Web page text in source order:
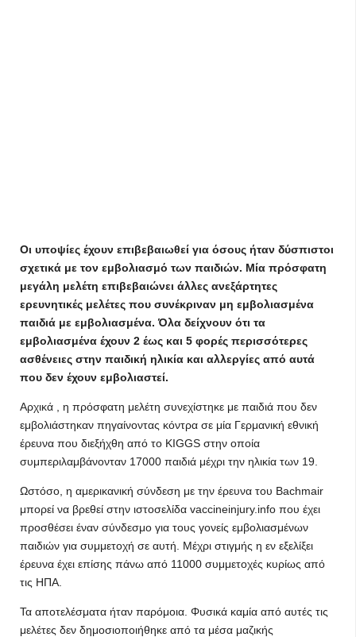
Οι υποψίες έχουν επιβεβαιωθεί για όσους ήταν δύσπιστοι
σχετικά με τον εμβολιασμό των παιδιών. Μία πρόσφατη
μεγάλη μελέτη επιβεβαιώνει άλλες ανεξάρτητες
ερευνητικές μελέτες που συνέκριναν μη εμβολιασμένα
παιδιά με εμβολιασμένα. Όλα δείχνουν ότι τα
εμβολιασμένα έχουν 2 έως και 5 φορές περισσότερες
ασθένειες στην παιδική ηλικία και αλλεργίες από αυτά
που δεν έχουν εμβολιαστεί.
Αρχικά , η πρόσφατη μελέτη συνεχίστηκε με παιδιά που δεν
εμβολιάστηκαν πηγαίνοντας κόντρα σε μία Γερμανική εθνική
έρευνα που διεξήχθη από το KIGGS στην οποία
συμπεριλαμβάνονταν 17000 παιδιά μέχρι την ηλικία των 19.
Ωστόσο, η αμερικανική σύνδεση με την έρευνα του Bachmair
μπορεί να βρεθεί στην ιστοσελίδα vaccineinjury.info που έχει
προσθέσει έναν σύνδεσμο για τους γονείς εμβολιασμένων
παιδιών για συμμετοχή σε αυτή. Μέχρι στιγμής η εν εξελίξει
έρευνα έχει επίσης πάνω από 11000 συμμετοχές κυρίως από
τις ΗΠΑ.
Τα αποτελέσματα ήταν παρόμοια. Φυσικά καμία από αυτές τις
μελέτες δεν δημοσιοποιήθηκε από τα μέσα μαζικής